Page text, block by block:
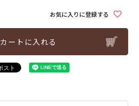
お気に入りに登録する
カートに入れる